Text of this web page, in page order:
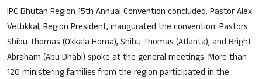
Gallery
Malayalam
IPC Bhutan Region 15th Annual Convention concluded. Pastor Alex
Vettikkal, Region President, inaugurated the convention. Pastors
Shibu Thomas (Okkala Homa), Shibu Thomas (Atlanta), and Bright
Abraham (Abu Dhabi) spoke at the general meetings. More than
120 ministering families from the region participated in the